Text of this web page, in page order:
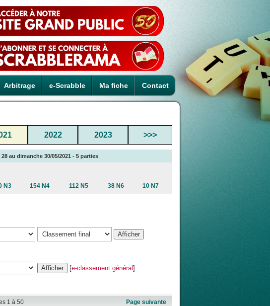
Arbitrage e-Scrabble Ma fiche Contact
2022 2023 >>>
au dimanche 30/05/2021 - 5 parties
N3 154 N4 112 N5 38 N6 10 N7
[e-classement général ]
1 à 50 Page suivante